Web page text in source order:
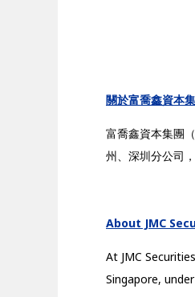
關於富喬鑫資本
富喬鑫資本集團
州、深圳分公司
About JMC
At JMC
Singapore,